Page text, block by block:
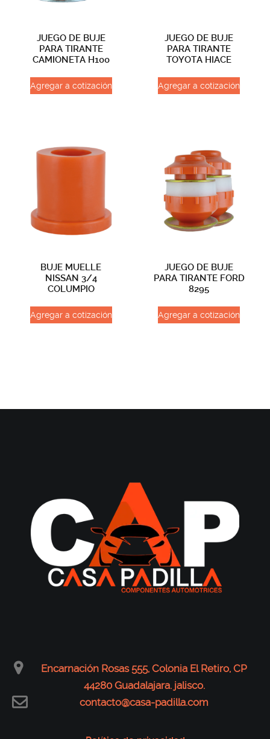
JUEGO DE BUJE
PARA TIRANTE
CAMIONETA H100
Agregar a cotización
JUEGO DE BUJE
PARA TIRANTE
TOYOTA HIACE
Agregar a cotización
BUJE MUELLE
NISSAN 3/4
COLUMPIO
Agregar a cotización
JUEGO DE BUJE
PARA TIRANTE FORD
8295
Agregar a cotización
Encarnación Rosas 555, Colonia El Retiro, CP
44280 Guadalajara. jalisco.
contacto@casa-padilla.com